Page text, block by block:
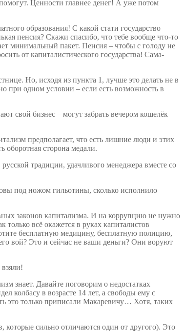
Ценности главнее денег! А уже потом
образования! С какой стати государство
пенсия? Скажи спасибо, что тебе вообще что-то
минимальный пакет. Пенсия – чтобы с голоду не
от капиталистического государства! Сама-
Но, исходя из пункта 1, лучше это делать не в
при одном условии – если есть возможность в
свой бизнес – могут забрать вечером кошелёк
предполагает, что есть лишние люди и этих
оборотная сторона медали.
традиции, удачливого менеджера вместе со
под ножом гильотины, сколько исполнило
законов капитализма. И на коррупцию не нужно
всё окажется в руках капиталистов
бесплатную медицину, бесплатную полицию,
вой? Это и сейчас не ваши деньги? Они воруют
знает. Давайте поговорим о недостатках
колбасу в возрасте 14 лет, а свободы ему с
это только приписали Макаревичу… Хотя, таких
сильно отличаются один от другого). Это